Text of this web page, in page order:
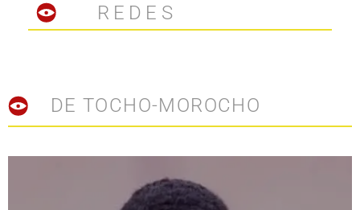
REDES
DE TOCHO-MOROCHO